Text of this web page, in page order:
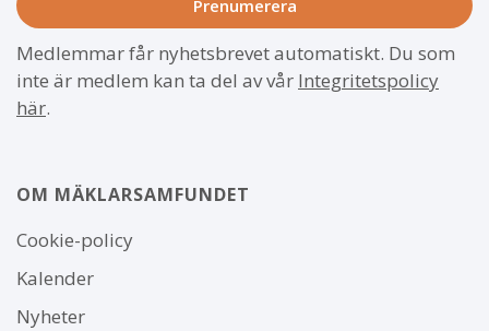
Medlemmar får nyhetsbrevet automatiskt. Du som
inte är medlem kan ta del av vår Integritetspolicy
här.
OM MÄKLARSAMFUNDET
Om
webbplatsen
Cookie-policy
Kalender
Nyheter